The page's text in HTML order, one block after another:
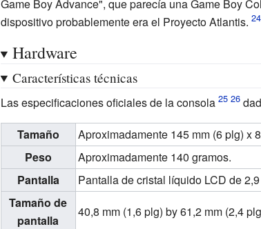
Game Boy Advance", que parecía una Game Boy
dispositivo probablemente era el Proyecto Atlantis.
Hardware
Características técnicas
Las especificaciones oficiales de la consola
Tamaño
Aproximadamente 145 mm (6plg) x
Peso
Aproximadamente 140 gramos.
Pantalla
Pantalla de cristal líquido LCD de
Tamaño de
pantalla
40,8 mm (1,6plg) by61,2 mm (2,4